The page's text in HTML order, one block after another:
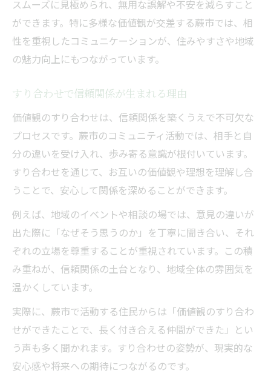
スムーズに見極められ、無用な誤解や不安を減らすこと
ができます。特に多様な価値観が交差する蕨市では、相
性を重視したコミュニケーションが、住みやすさや地域
の魅力向上にもつながっています。
すり合わせで信頼関係が生まれる理由
価値観のすり合わせは、信頼関係を築くうえで不可欠な
プロセスです。蕨市のコミュニティ活動では、相手と自
分の違いを受け入れ、歩み寄る意識が根付いています。
すり合わせを通じて、お互いの価値観や理想を理解し合
うことで、安心して関係を深めることができます。
例えば、地域のイベントや相談の場では、意見の違いが
出た際に「なぜそう思うのか」を丁寧に聞き合い、それ
ぞれの立場を尊重することが重視されています。この積
み重ねが、信頼関係の土台となり、地域全体の雰囲気を
温かくしています。
実際に、蕨市で活動する住民からは「価値観のすり合わ
せができたことで、長く付き合える仲間ができた」とい
う声も多く聞かれます。すり合わせの姿勢が、現実的な
安心感や将来への期待につながるのです。